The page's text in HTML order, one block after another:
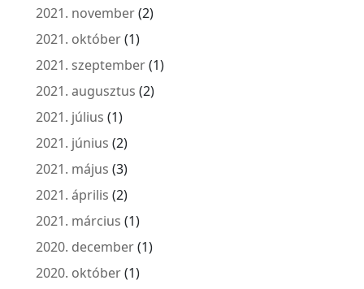
2021. november(2)
2021. október(1)
2021. szeptember(1)
2021. augusztus (2)
2021. július (1)
2021. június (2)
2021. május (3)
2021. április (2)
2021. március (1)
2020. december(1)
2020. október(1)